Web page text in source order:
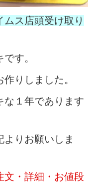
ムス店頭受け取り
す。
りしました。
な１年であります
りお願いしま
文・詳細・お値段